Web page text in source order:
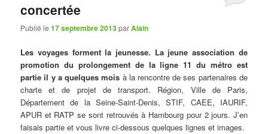
concertée
Publié le17 septembre 2013parAlain
Les voyages forment la jeunesse. La jeune association de
promotion du prolongement de la ligne 11 du métro est
partieil y a quelques mois à la rencontre de ses partenaires de
charte et de projet de transport. Région, Ville de Paris,
Département de la Seine-Saint-Denis, STIF, CAEE, IAURIF,
APUR et RATP se sont retrouvés à Hambourg pour 2 jours. J’en
faisais partie et vous livre ci-dessous quelques lignes et images.